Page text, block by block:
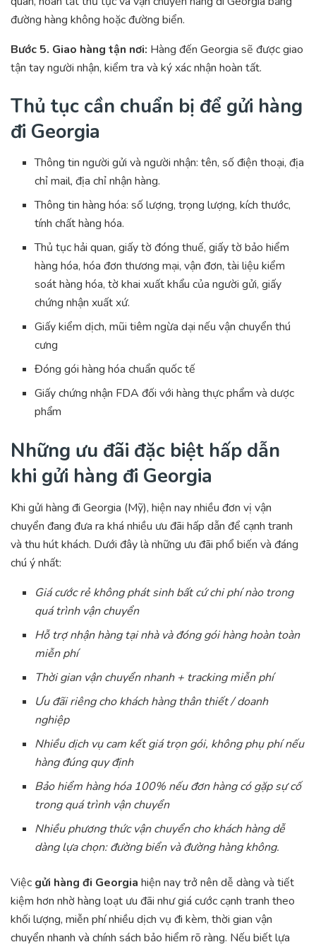
đường hàng không hoặc đường biển.
Bước 5. Giao hàng tận nơi: Hàng đến Georgia sẽ được giao
tận tay người nhận, kiểm tra và ký xác nhận hoàn tất.
Thủ tục cần chuẩn bị để gửi hàng
đi Georgia
Thông tin người gửi và người nhận: tên, số điện thoại, địa
chỉ mail, địa chỉ nhận hàng.
Thông tin hàng hóa: số lượng, trọng lượng, kích thước,
tính chất hàng hóa.
Thủ tục hải quan, giấy tờ đóng thuế, giấy tờ bảo hiểm
hàng hóa, hóa đơn thương mại, vận đơn, tài liệu kiểm
soát hàng hóa, tờ khai xuất khẩu của người gửi, giấy
chứng nhận xuất xứ.
Giấy kiểm dịch, mũi tiêm ngừa dại nếu vận chuyển thú
cưng
Đóng gói hàng hóa chuẩn quốc tế
Giấy chứng nhận FDA đối với hàng thực phẩm và dược
phẩm
Những ưu đãi đặc biệt hấp dẫn
khi gửi hàng đi Georgia
Khi gửi hàng đi Georgia (Mỹ), hiện nay nhiều đơn vị vận
chuyển đang đưa ra khá nhiều ưu đãi hấp dẫn để cạnh tranh
và thu hút khách. Dưới đây là những ưu đãi phổ biến và đáng
chú ý nhất:
Giá cước rẻ không phát sinh bất cứ chi phí nào trong
quá trình vận chuyển
Hỗ trợ nhận hàng tại nhà và đóng gói hàng hoàn toàn
miễn phí
Thời gian vận chuyển nhanh + tracking miễn phí
Ưu đãi riêng cho khách hàng thân thiết / doanh
nghiệp
Nhiều dịch vụ cam kết giá trọn gói, không phụ phí nếu
hàng đúng quy định
Bảo hiểm hàng hóa 100% nếu đơn hàng có gặp sự cố
trong quá trình vận chuyển
Nhiều phương thức vận chuyển cho khách hàng dễ
dàng lựa chọn: đường biển và đường hàng không.
Việc gửi hàng đi Georgia hiện nay trở nên dễ dàng và tiết
kiệm hơn nhờ hàng loạt ưu đãi như giá cước cạnh tranh theo
khối lượng, miễn phí nhiều dịch vụ đi kèm, thời gian vận
chuyển nhanh và chính sách bảo hiểm rõ ràng. Nếu biết lựa